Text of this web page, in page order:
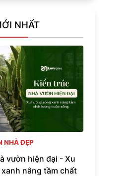
NHẤT
NHÀ ĐẸP
vườn hiện đại - Xu
nâng tầm chất